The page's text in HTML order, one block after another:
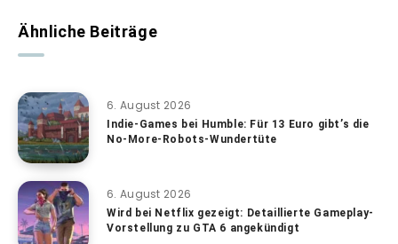
Ähnliche Beiträge
6. August 2026
Indie-Games bei Humble: Für 13 Euro gibt’s die
No-More-Robots-Wundertüte
6. August 2026
Wird bei Netflix gezeigt: Detaillierte Gameplay-
Vorstellung zu GTA 6 angekündigt